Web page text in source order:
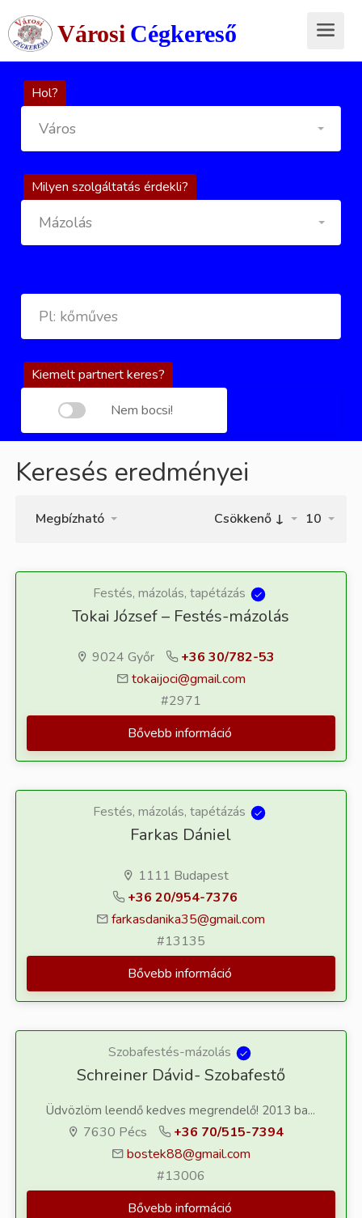
Városi Cégkereső
Hol?
Város
Milyen szolgáltatás érdekli?
Mázolás
Kiemelt partnert keres?
Nem bocsi!
Keresés eredményei
10
Megbízható Csökkenő ↓
Festés, mázolás, tapétázás
Tokai József – Festés-mázolás
9024 Győr
+36 30/782-53
tokaijoci@gmail.com
#2971
Bővebb információ
Festés, mázolás, tapétázás
Farkas Dániel
1111 Budapest
+36 20/954-7376
farkasdanika35@gmail.com
#13135
Bővebb információ
Szobafestés-mázolás
Schreiner Dávid- Szobafestő
Üdvözlöm leendő kedves megrendelő! 2013 ba...
7630 Pécs
+36 70/515-7394
bostek88@gmail.com
#13006
Bővebb információ